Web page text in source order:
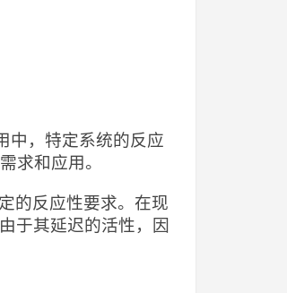
中，特定系统的反应
求和应用。
的反应性要求。在现
于其延迟的活性，因